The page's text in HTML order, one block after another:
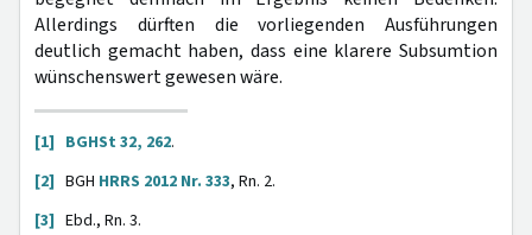
Allerdings dürften die vorliegenden Ausführungen
deutlich gemacht haben, dass eine klarere Subsumtion
wünschenswert gewesen wäre.
[1] BGHSt 32, 262.
[2] BGH HRRS 2012 Nr. 333, Rn. 2.
[3] Ebd., Rn. 3.